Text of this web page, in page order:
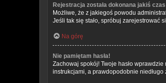
Rejestracja została dokonana jakiś
Możliwe, że z jakiegoś powodu
Jeśli tak się stało, spróbuj zarejestrować
Na górę
Nie pamiętam hasła!
Zachowaj spokój! Twoje hasło
instrukcjami, a prawdopodobnie